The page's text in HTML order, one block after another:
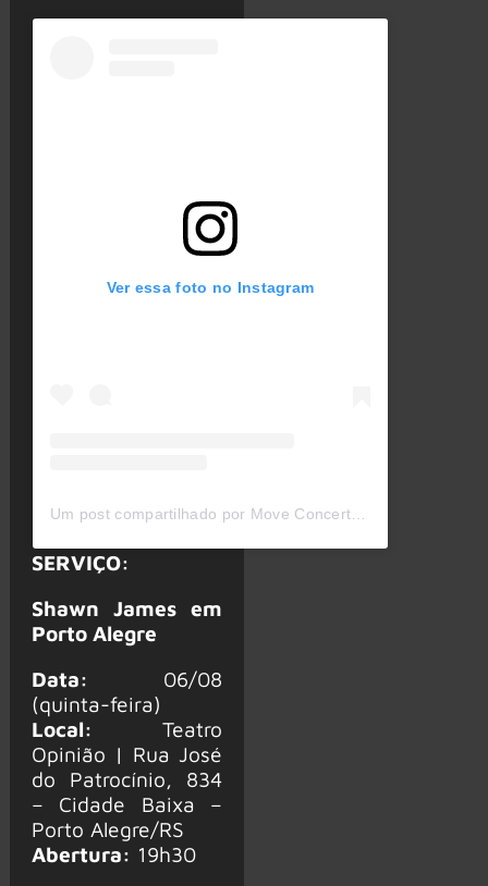
Ver essa foto no Instagram
SERVIÇO:
Shawn James em
Porto Alegre
Data: 06/08
(quinta-feira)
Local: Teatro
Opinião | Rua José
do Patrocínio, 834
– Cidade Baixa –
Porto Alegre/RS
Abertura: 19h30